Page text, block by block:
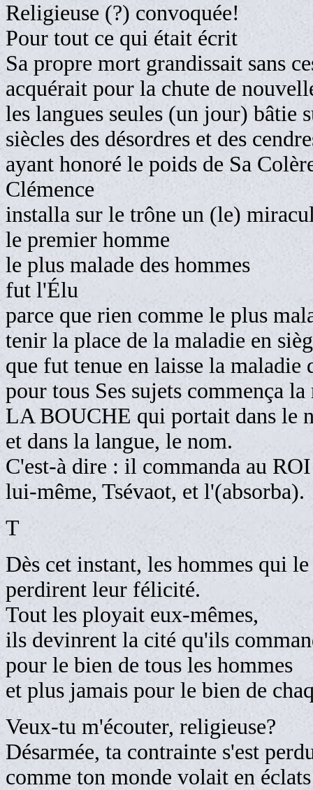
Religieuse (?) convoquée!
Pour tout ce qui était écrit
Sa propre mort grandissait sans
acquérait pour la chute de
les langues seules (un jour) bâtie
siècles des désordres et des
ayant honoré le poids de Sa
Clémence
installa sur le trône un (le)
le premier homme
le plus malade des hommes
fut l'Élu
parce que rien comme le plus
tenir la place de la maladie en
que fut tenue en laisse la maladie
pour tous Ses sujets commença
LA BOUCHE qui portait dans le
et dans la langue, le nom.
C'est-à dire : il commanda au
lui-même, Tsévaot, et l'(absorba).
T
Dès cet instant, les hommes qui
perdirent leur félicité.
Tout les ployait eux-mêmes,
ils devinrent la cité qu'ils
pour le bien de tous les hommes
et plus jamais pour le bien de
Veux-tu m'écouter, religieuse?
Désarmée, ta contrainte s'est
comme ton monde volait en éclats